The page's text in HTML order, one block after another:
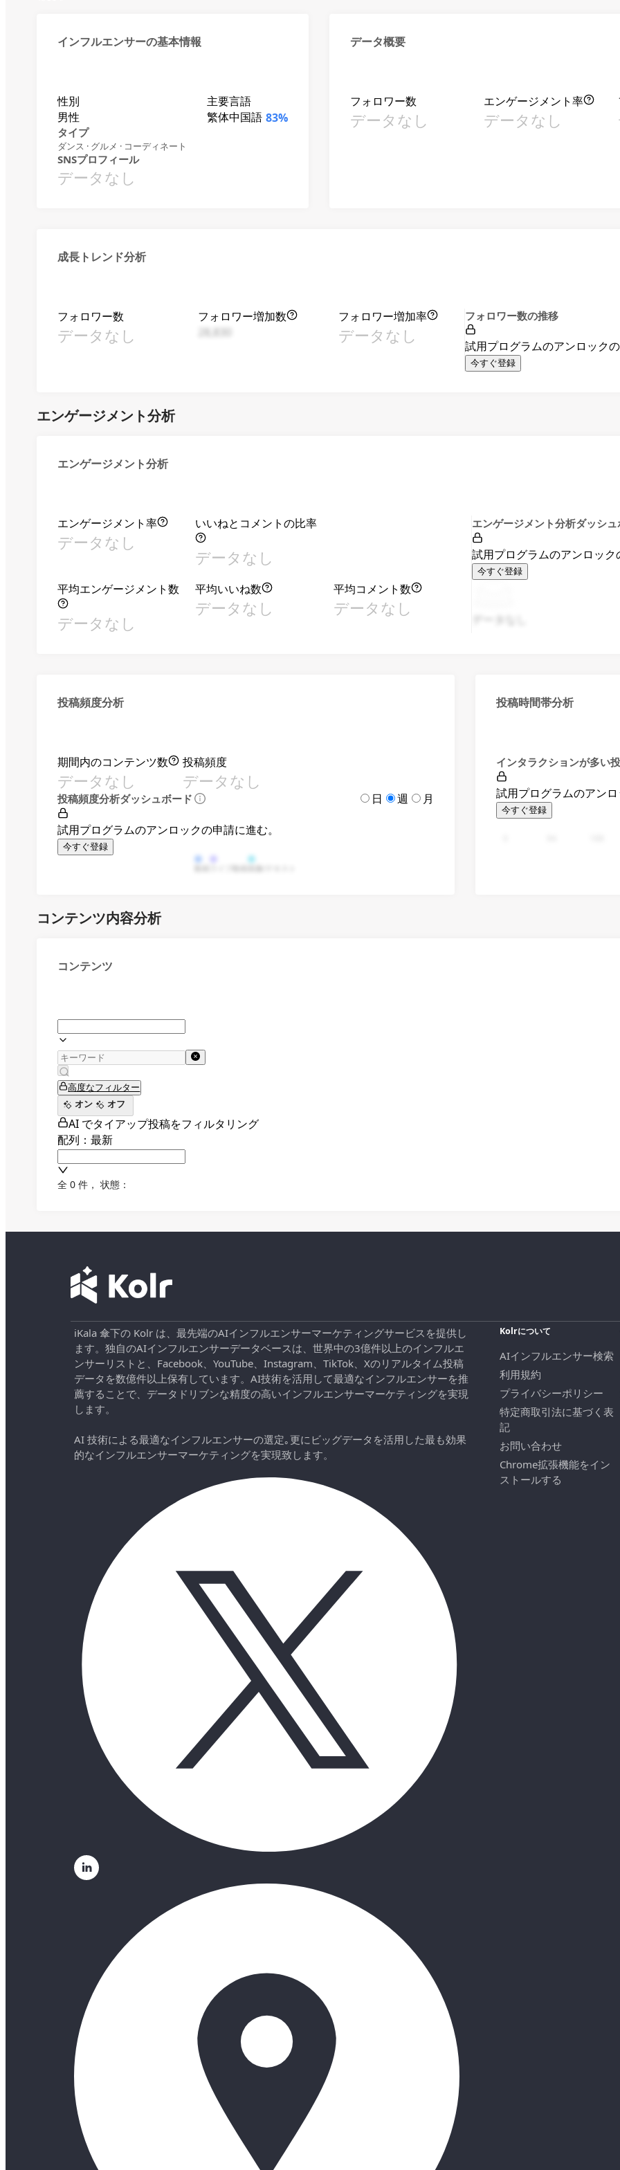
インフルエンサーの基本情報
性別
男性
主要言語
繁体中国語 83%
タイプ
ダンス · グルメ · コーディネート
SNSプロフィール
データなし
データ概要
フォロワー数
データなし
エンゲージメント率
データなし
成長トレンド分析
フォロワー数
データなし
フォロワー増加数
フォロワー増加率
データなし
フォロワー数の推移
試用プログラムのアンロックの
今すぐ登録
エンゲージメント分析
エンゲージメント分析
エンゲージメント率
データなし
いいねとコメントの比率
データなし
平均エンゲージメント数
データなし
平均いいね数
データなし
平均コメント数
データなし
エンゲージメント分析ダッシュ
試用プログラムのアンロック
今すぐ登録
投稿頻度分析
期間内のコンテンツ数
データなし
投稿頻度
データなし
投稿頻度分析ダッシュボード 日 週 月
試用プログラムのアンロックの申請に進む。
今すぐ登録
投稿時間帯分析
インタラクションが多い
試用プログラムのアンロ
今すぐ登録
コンテンツ内容分析
コンテンツ
高度なフィルター
オン
オフ
AI でタイアップ投稿をフィルタリング
配列：最新
全 0 件 ， 状態：
iKala 傘下の Kolr は、最先端のAIインフルエンサーマーケティングサービスを提供し
ます。独自のAIインフルエンサーデータベースは、世界中の3億件以上のインフルエ
ンサーリストと、Facebook、YouTube、Instagram、TikTok、Xのリアルタイム投稿
データを数億件以上保有しています。AI技術を活用して最適なインフルエンサーを推
薦することで、データドリブンな精度の高いインフルエンサーマーケティングを実現
します。
AI 技術による最適なインフルエンサーの選定｡更にビッグデータを活用した最も効果
的なインフルエンサーマーケティングを実現致します。
Kolrについて
AIインフルエンサー検索
利用規約
プライバシーポリシー
特定商取引法に基づく表
記
お問い合わせ
Chrome拡張機能をイン
ストールする